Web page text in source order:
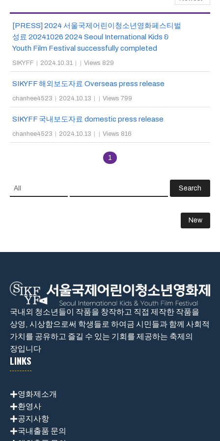
[PRESS] 2024 서울국제어린이청소년영화페스티벌
성료 20241026 2024 Seoul International Kids &
Youth Film Festival successfully completed
SIKYFF | 2024.10.31 | | Views 829
SIKYFF 해외보도자료 Overseas press release
chanhee4523 | 2024.10.13 | | Views 799
SIKYFF 국내보도자료 domestic press release
chanhee4523 | 2024.10.13 | | Views 816
1
Search
New
국내외 청소년들이 작품을 창작하고 직접 제작한 작품을
상영, 시상함으로써 학생들로 하여금 시민들과 함께 사회적
가치를 공유하고 즐길 수 있는 기회를 제공하는 축제의
장입니다
LINKS
영화제소개
환영사
공지사항
국내출품 문의